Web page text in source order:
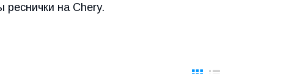
на Chery.